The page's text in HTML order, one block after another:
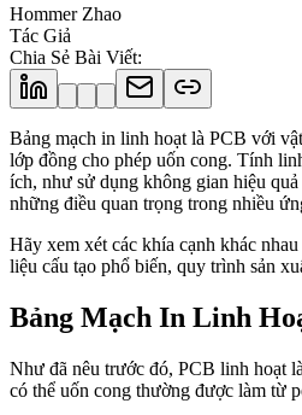
Hommer Zhao
Tác Giả
Chia Sẻ Bài Viết:
Bảng mạch in linh hoạt là PCB với
lớp đồng cho phép uốn cong. Tính
ích, như sử dụng không gian hiệu
những điều quan trọng trong nhiều
Hãy xem xét các khía cạnh khác
liệu cấu tạo phổ biến, quy trình sản
Bảng Mạch In Linh
Như đã nêu trước đó, PCB linh hoạt
có thể uốn cong thường được làm từ